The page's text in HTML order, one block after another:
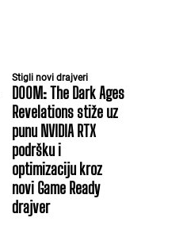
Stigli novi drajveri
DOOM: The Dark Ages
Revelations stiže uz
punu NVIDIA RTX
podršku i
optimizaciju kroz
novi Game Ready
drajver